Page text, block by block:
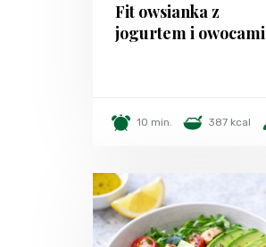
Fit owsianka z
jogurtem i owocami
10 min. 387 kcal